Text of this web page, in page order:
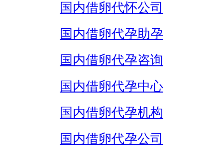
国内借卵代怀公司
国内借卵代孕助孕
国内借卵代孕咨询
国内借卵代孕中心
国内借卵代孕机构
国内借卵代孕公司